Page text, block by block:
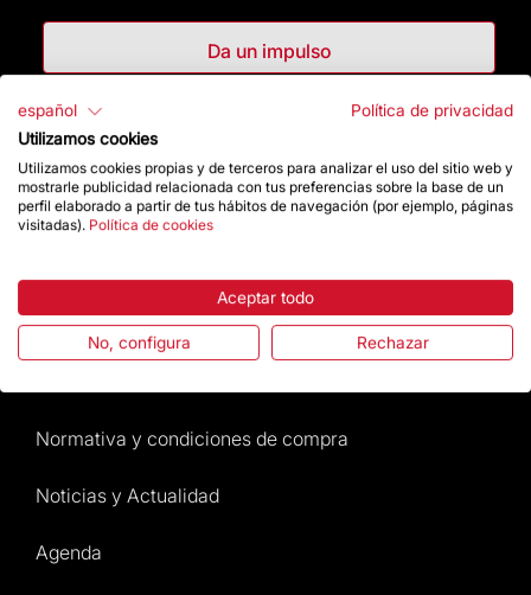
Da un impulso
Destacados
Preguntas frecuentes
Normativa y condiciones de compra
Noticias y Actualidad
Agenda
español
Política de privacidad
Utilizamos cookies
Utilizamos cookies propias y de terceros para analizar el uso del sitio web y
mostrarle publicidad relacionada con tus preferencias sobre la base de un
perfil elaborado a partir de tus hábitos de navegación (por ejemplo, páginas
visitadas). Política de cookies
Aceptar todo
No, configura Rechazar